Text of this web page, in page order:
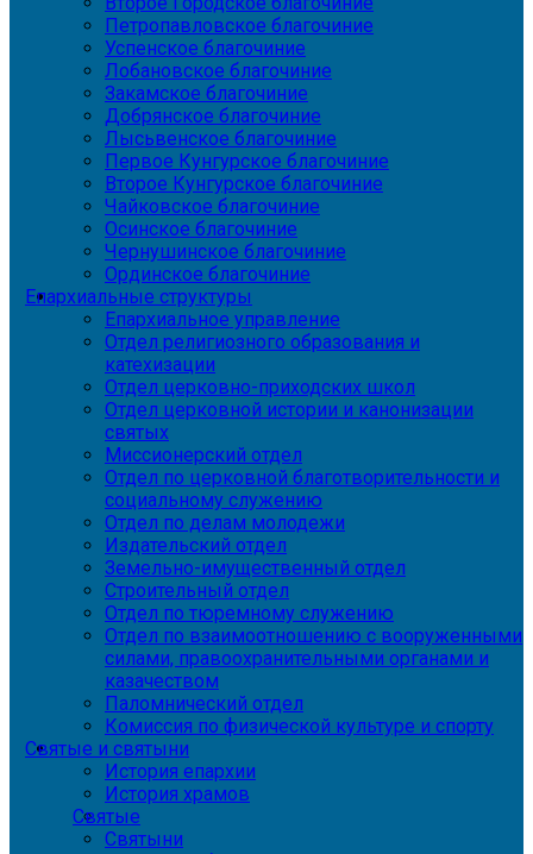
Петропавловское благочиние
Успенское благочиние
Лобановское благочиние
Закамское благочиние
Добрянское благочиние
Лысьвенское благочиние
Первое Кунгурское благочиние
Второе Кунгурское благочиние
Чайковское благочиние
Осинское благочиние
Чернушинское благочиние
Ординское благочиние
Епархиальные структуры
Епархиальное управление
Отдел религиозного образования и
катехизации
Отдел церковно-приходских школ
Отдел церковной истории и канонизации
святых
Миссионерский отдел
Отдел по церковной благотворительности и
социальному служению
Отдел по делам молодежи
Издательский отдел
Земельно-имущественный отдел
Строительный отдел
Отдел по тюремному служению
Отдел по взаимоотношению с вооруженными
силами, правоохранительными органами и
казачеством
Паломнический отдел
Комиссия по физической культуре и спорту
Святые и святыни
История епархии
История храмов
Святые
Святыни